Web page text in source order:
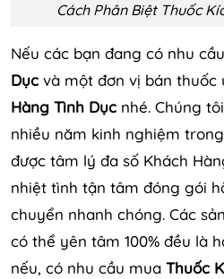
Cách Phân Biệt Thuốc
Nếu các bạn đang có nhu
Dục và một đơn vị bán
Hàng Tình Dục nhé. Chúng
nhiều năm kinh nghiệm
được tâm lý đa số Khách
nhiệt tình tận tâm đóng gói
chuyển nhanh chóng. Các
có thể yên tâm 100% đều là
nếu, có nhu cầu mua Thuốc